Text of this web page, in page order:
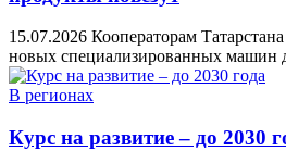
15.07.2026 Кооператорам
новых специализированных машин
В регионах
Курс на развитие – до 2030